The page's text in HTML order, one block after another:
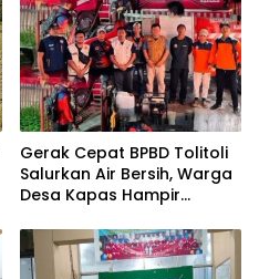
Gerak Cepat BPBD Tolitoli
Salurkan Air Bersih, Warga
Desa Kapas Hampir
Kekeringan